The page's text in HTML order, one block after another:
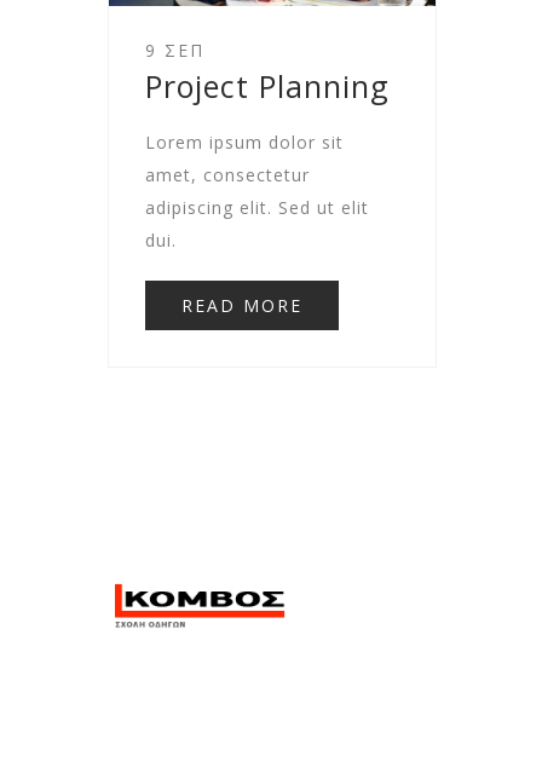
9 ΣΕΠ
Project Planning
Lorem ipsum dolor sit
amet, consectetur
adipiscing elit. Sed ut elit
dui.
READ MORE